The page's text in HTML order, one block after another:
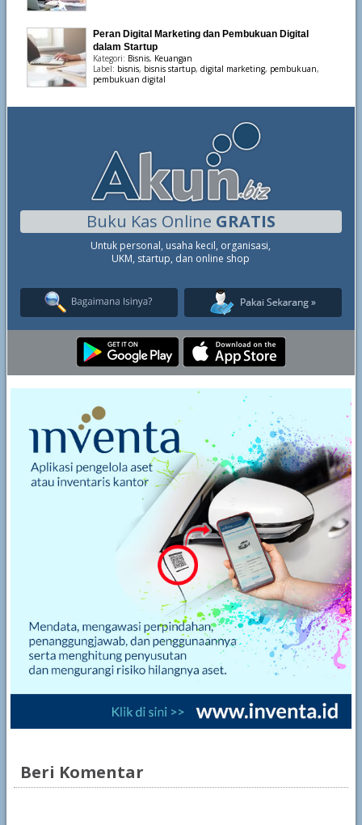
Peran Digital Marketing dan Pembukuan Digital
dalam Startup
Kategori: Bisnis, Keuangan
Label: bisnis, bisnis startup, digital marketing, pembukuan,
pembukuan digital
Buku Kas Online GRATIS
Untuk personal, usaha kecil, organisasi,
UKM, startup, dan online shop
Beri Komentar